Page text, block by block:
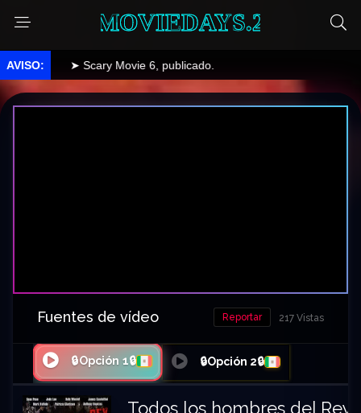
MOVIEDAYS.2
➤ Scary Movie 6, publicado.
Fuentes de vídeo 217 Vistas
Reportar
🔒Opción 1🔒 🔒Opción 2🔒
Todos los hombres del Rey